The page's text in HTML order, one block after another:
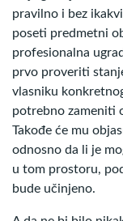
pravilno i bez
poseti predmetni
profesionalna
prvo proveriti
vlasniku
potrebno zameniti
Takođe će mu
odnosno da li je
u tom prostoru,
bude učinjeno.